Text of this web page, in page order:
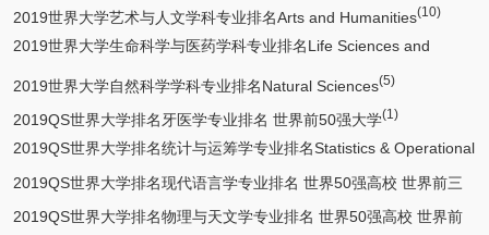
2019世界大学艺术与人文学科专业排名Arts and Humanities(10)
2019世界大学生命科学与医药学科专业排名Life Sciences and
Medicine(7)
2019世界大学自然科学学科专业排名Natural Sciences(5)
2019QS世界大学排名牙医学专业排名 世界前50强大学(1)
2019QS世界大学排名统计与运筹学专业排名Statistics & Operational
Research 世界50强大学 世界前两百高校
2019QS世界大学排名现代语言学专业排名 世界50强高校 世界前三
百大学
2019QS世界大学排名物理与天文学专业排名 世界50强高校 世界前